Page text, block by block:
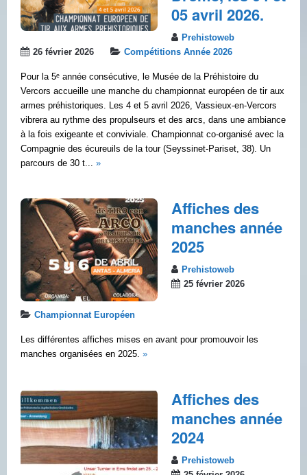
05 avril 2026.
Prehistoweb
26 février 2026
Compétitions Année 2026
Pour la 5ᵉ année consécutive, le Musée de la Préhistoire du
Vercors accueille une manche du championnat européen de tir aux
armes préhistoriques. Les 4 et 5 avril 2026, Vassieux-en-Vercors
vibrera au rythme des propulseurs et des arcs, dans une ambiance
à la fois exigeante et conviviale. Championnat co-organisé avec la
Compagnie des écureuils de la tour (Seyssinet-Pariset, 38). Un
parcours de 30 t... »
Affiches des
manches année
2025
Prehistoweb
25 février 2026
Championnat Européen
Les différentes affiches mises en avant pour promouvoir les
manches organisées en 2025. »
Affiches des
manches année
2024
Prehistoweb